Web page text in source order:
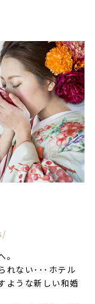
れない･･･ホテル
ような新しい和婚